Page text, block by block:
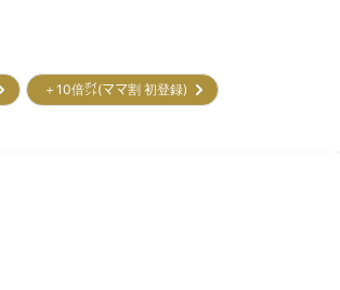
＋10倍㌽(ママ割 初登録)